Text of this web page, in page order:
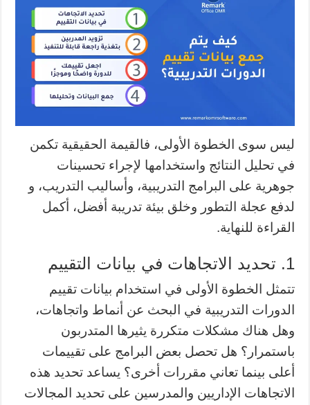
ليس سوى الخطوة الأولى، فالقيمة الحقيقية تكمن
في تحليل النتائج واستخدامها لإجراء تحسينات
جوهرية على البرامج التدريبية، وأساليب التدريب، و
لدفع عجلة التطور وخلق بيئة تدريبة أفضل، أكمل
القراءة للنهاية.
1. تحديد الاتجاهات في بيانات التقييم
تتمثل الخطوة الأولى في استخدام بيانات تقييم
الدورات التدريبية في البحث عن أنماط واتجاهات،
وهل هناك مشكلات متكررة يثيرها المتدربون
باستمرار؟ هل تحصل بعض البرامج على تقييمات
أعلى بينما تعاني مقررات أخرى؟ يساعد تحديد هذه
الاتجاهات الإداريين والمدرسين على تحديد المجالات